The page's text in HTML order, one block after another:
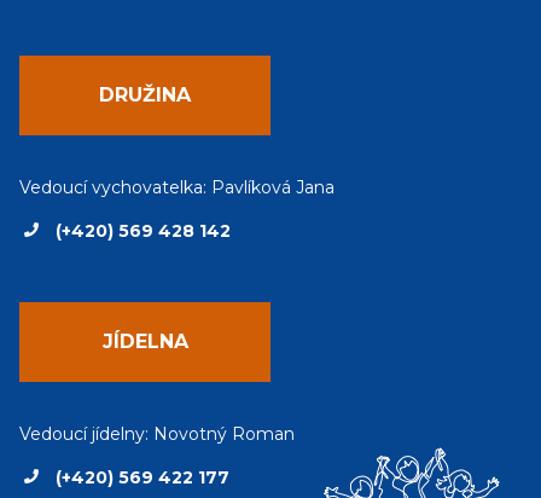
DRUŽINA
Vedoucí vychovatelka: Pavlíková Jana
(+420) 569 428 142
JÍDELNA
Vedoucí jídelny: Novotný Roman
(+420) 569 422 177